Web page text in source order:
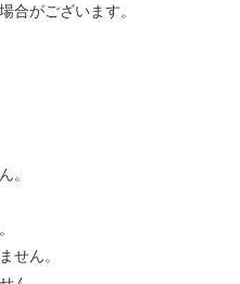
合がございます。
。
ん。